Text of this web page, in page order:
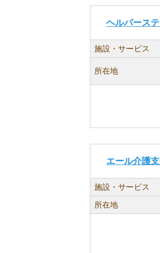
ヘルパース
施設・サービス
所在地
エール介護
施設・サービス
所在地